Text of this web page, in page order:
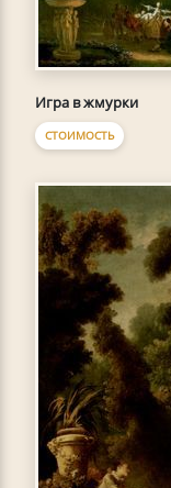
Игра в жмурки
СТОИМОСТЬ